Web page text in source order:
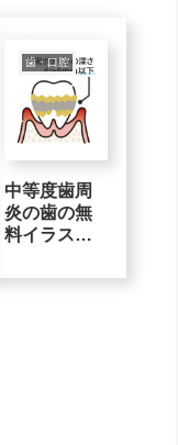
歯・口腔
中等度歯周
炎の歯の無
料イラスト